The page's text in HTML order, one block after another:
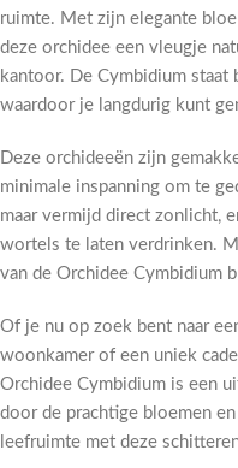
ruimte. Met zijn elegante
deze orchidee een vleugje
kantoor. De Cymbidium
waardoor je langdurig kunt
Deze orchideeën zijn
minimale inspanning om te
maar vermijd direct zonlicht,
wortels te laten verdrinken.
van de Orchidee Cymbidium
Of je nu op zoek bent naar
woonkamer of een uniek
Orchidee Cymbidium is een
door de prachtige bloemen
leefruimte met deze